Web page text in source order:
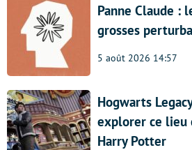
Panne Claude :
grosses
5 août 2026 14:57
Hogwarts
explorer ce lieu
Harry Potter